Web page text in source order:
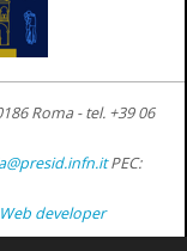
Roma -tel. +39 06
PEC:
Web developer